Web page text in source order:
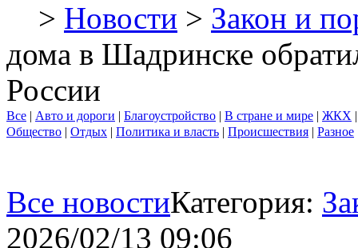
> Новости > Закон и
дома в Шадринске
России
Все | Авто и дороги | Благоустройство | В стране и мире | ЖКХ
Общество | Отдых | Политика и власть | Происшествия | Разное
Все новостиКатегория:
2026/02/13 09:06